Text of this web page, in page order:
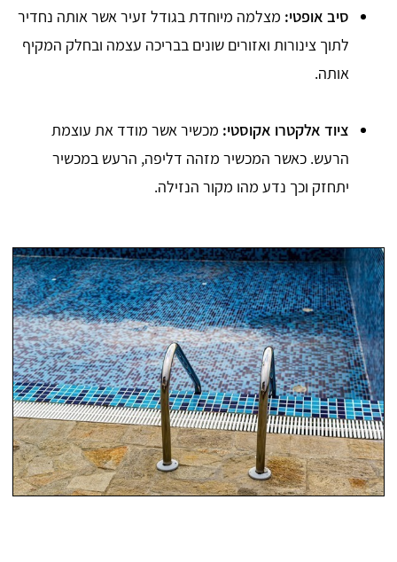
סיב אופטי: מצלמה מיוחדת בגודל זעיר אשר אותה נחדיר
לתוך צינורות ואזורים שונים בבריכה עצמה ובחלק המקיף
אותה.
ציוד אלקטרו אקוסטי: מכשיר אשר מודד את עוצמת
הרעש. כאשר המכשיר מזהה דליפה, הרעש במכשיר
יתחזק וכך נדע מהו מקור הנזילה.